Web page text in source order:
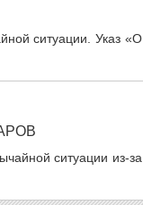
ситуации. Указ «О
ситуации из-за